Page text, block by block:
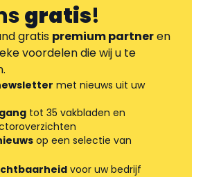
gratis!
gratis premium partneren
voordelen die wij u te
met nieuws uit uw
tot 35 vakbladen en
op een selectie van
voor uw bedrijf